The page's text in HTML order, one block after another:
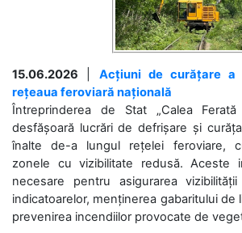
15.06.2026
Acțiuni de curățare a
rețeaua feroviară națională
Întreprinderea de Stat „Calea
desfășoară lucrări de defrișare și
înalte de-a lungul rețelei feroviare,
zonele cu vizibilitate redusă. Aceste
necesare pentru asigurarea
indicatoarelor, menținerea gabaritului de
prevenirea incendiilor provocate de